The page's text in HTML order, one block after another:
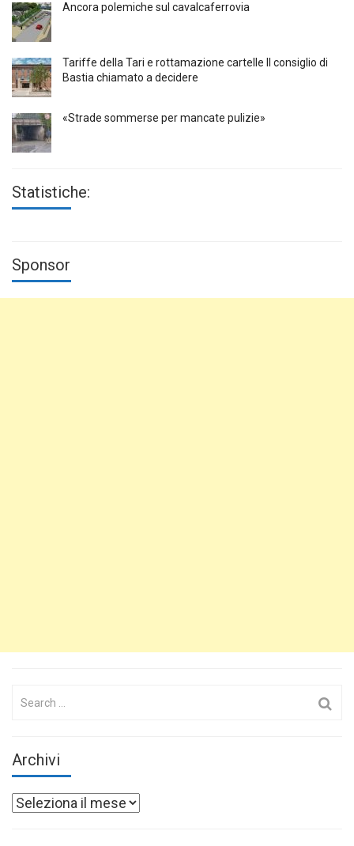
Ancora polemiche sul cavalcaferrovia
Tariffe della Tari e rottamazione cartelle Il consiglio di
Bastia chiamato a decidere
«Strade sommerse per mancate pulizie»
Statistiche:
Sponsor
Archivi
Archivi